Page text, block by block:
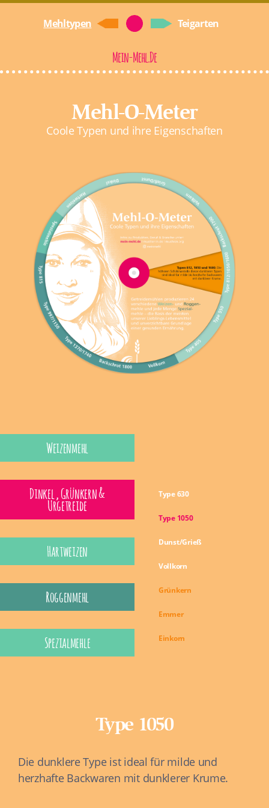
Mehltypen Teigarten
Mein-Mehl.de
Mehl-O-Meter
Coole Typen und ihre Eigenschaften
Weizenmehl
Dinkel , Grünkern &
Urgetreide
Hartweizen
Roggenmehl
Spezialmehle
Type 630
Type 1050
Dunst/Grieß
Vollkorn
Grünkern
Emmer
Einkorn
Type 1050
Die dunklere Type ist ideal für milde und
herzhafte Backwaren mit dunklerer Krume.